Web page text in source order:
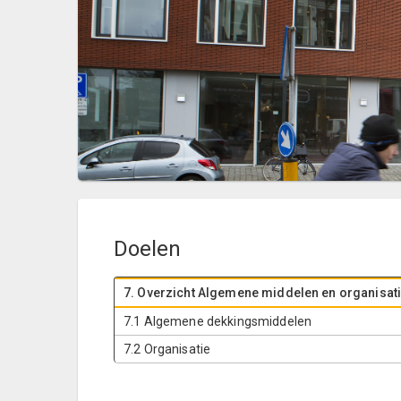
Doelen
7. Overzicht Algemene middelen en
7.1 Algemene dekkingsmiddelen
7.2 Organisatie